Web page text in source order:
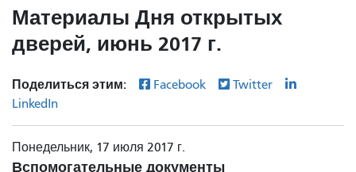
Материалы Дня открытых
дверей, июнь 2017 г.
Поделиться этим: Facebook
Twitter
LinkedIn
Понедельник, 17 июля 2017 г.
Вспомогательные документы